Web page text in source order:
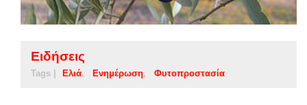
Ειδήσεις
Tags | Ελιά Ενημέρωση Φυτοπροστασία